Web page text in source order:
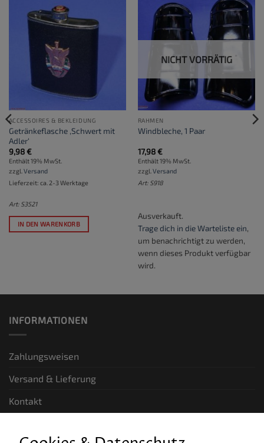
ACCESSOIRES & BEKLEIDUNG
Getränkeflasche ‚Schwert mit
Adler‘
9,98€
Enthält 19% MwSt.
zzgl. Versand
Lieferzeit: ca. 2-3 Werktage
Art: S3521
IN DEN WARENKORB
NICHT VORRÄTIG
RAHMEN
Windbleche, 1 Paar
17,98€
Enthält 19% MwSt.
zzgl. Versand
Art: S918
Ausverkauft.
Trage dich in die Warteliste ein,
um benachrichtigt zu werden,
wenn dieses Produkt verfügbar
wird.
INFORMATIONEN
Zahlungsweisen
Versand & Lieferung
Kontakt